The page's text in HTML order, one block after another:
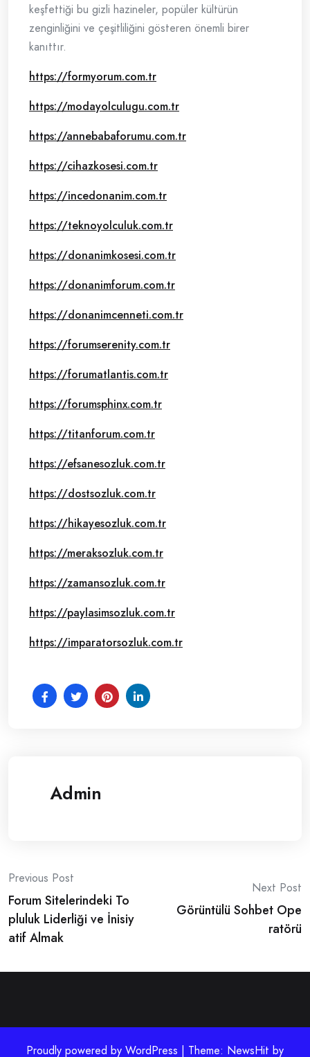
keşfettiği bu gizli hazineler, popüler kültürün
zenginliğini ve çeşitliliğini gösteren önemli birer
kanıttır.
https://formyorum.com.tr
https://modayolculugu.com.tr
https://annebabaforumu.com.tr
https://cihazkosesi.com.tr
https://incedonanim.com.tr
https://teknoyolculuk.com.tr
https://donanimkosesi.com.tr
https://donanimforum.com.tr
https://donanimcenneti.com.tr
https://forumserenity.com.tr
https://forumatlantis.com.tr
https://forumsphinx.com.tr
https://titanforum.com.tr
https://efsanesozluk.com.tr
https://dostsozluk.com.tr
https://hikayesozluk.com.tr
https://meraksozluk.com.tr
https://zamansozluk.com.tr
https://paylasimsozluk.com.tr
https://imparatorsozluk.com.tr
Admin
Post
navigation
Previous Post
Forum Sitelerindeki To
pluluk Liderliği ve İnisiy
atif Almak
Next Post
Görüntülü Sohbet Ope
ratörü
Proudly powered by WordPress | Theme: NewsHit by